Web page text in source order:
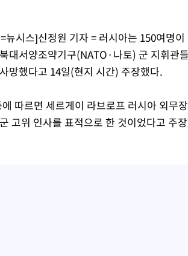
뉴시스]신정원 기자 = 러시아는 150여명
대서양조약기구(NATO·나토) 군 지휘관
망했다고 14일(현지 시간) 주장했다.
에 따르면 세르게이 라브로프 러시아 외무
고위 인사를 표적으로 한 것이었다고 주